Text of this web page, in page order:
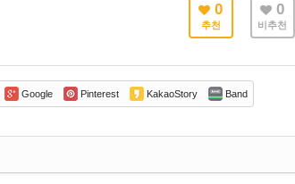
0
추천
0
비추천
Google Pinterest KakaoStory Band